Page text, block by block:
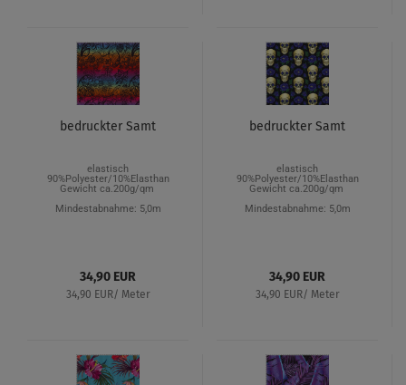
bedruckter Samt
elastisch
90%Polyester/10%Elasthan
Gewicht ca.200g/qm
Mindestabnahme: 5,0m
34,90 EUR
34,90 EUR/ Meter
bedruckter Samt
elastisch
90%Polyester/10%Elasthan
Gewicht ca.200g/qm
Mindestabnahme: 5,0m
34,90 EUR
34,90 EUR/ Meter